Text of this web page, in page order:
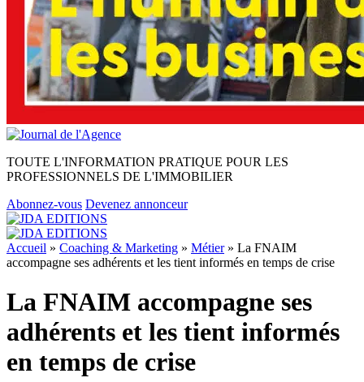
TOUTE L'INFORMATION PRATIQUE POUR LES
PROFESSIONNELS DE L'IMMOBILIER
Abonnez-vous Devenez annonceur
Accueil » Coaching & Marketing » Métier» La FNAIM
accompagne ses adhérents et les tient informés en temps de crise
La FNAIM accompagne ses
adhérents et les tient informés
en temps de crise